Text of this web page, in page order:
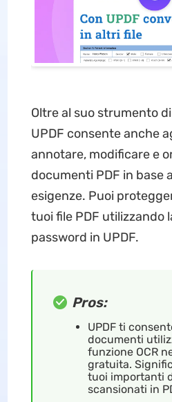
Oltre al suo strumento
UPDF consente anche
annotare, modificare e
documenti PDF in base
esigenze. Puoi
tuoi file PDF utilizzando
password in UPDF.
Pros:
UPDF ti
documenti
funzione OCR
gratuita.
tuoi importanti
scansionati in